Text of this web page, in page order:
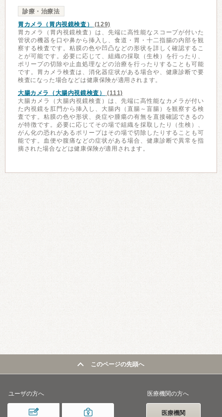
診療・治療法
胃カメラ（胃内視鏡検査）
(129)
胃カメラ（胃内視鏡検査）は、先端に高性能なスコープが付いた
管状の機器を口や鼻から挿入し、食道・胃・十二指腸の内部を観
察する検査です。粘膜の色や凹凸などの形状を詳しく確認するこ
とが可能です。必要に応じて、組織の採取（生検）を行ったり、
ポリープの切除や止血処理などの治療を行ったりすることも可能
です。胃カメラ検査は、消化器症状がある場合や、健康診断で要
検査になった場合などは健康保険が適用されます。
大腸カメラ（大腸内視鏡検査）
(111)
大腸カメラ（大腸内視鏡検査）は、先端に高性能なカメラが付い
た内視鏡を肛門から挿入し、大腸内（直腸～盲腸）を観察する検
査です。粘膜の色や形状、炎症や腫瘍の有無を直接確認できるの
が特徴です。必要に応じてその場で組織を採取したり（生検）、
がん化の恐れがあるポリープはその場で切除したりすることも可
能です。血便や腹痛などの症状がある場合、健康診断で異常を指
摘された場合などは健康保険が適用されます。
このページの先頭へ
ユーザの方へ 医療機関の方へ
医療機関